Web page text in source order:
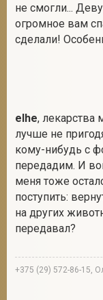
не смогли...
огромное вам
сделали!
elhe, лекарства
лучше не
кому-нибудь с
передадим. И
меня тоже
поступить:
на других
передавал?
+375 (29) 572-86-15,